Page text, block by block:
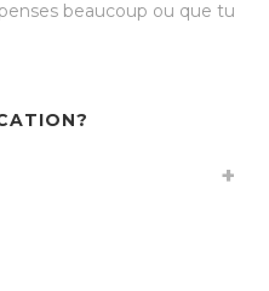
beaucoup ou que tu